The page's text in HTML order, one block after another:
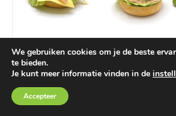
15 stuks vers gebakken harde
waldkorn, ciabatta, kampioentjes &
met vleeswaren, kaas en salades, 1x
We gebruiken cookies om je de beste
te bieden.
Je kunt meer informatie vinden in de
Accepteer